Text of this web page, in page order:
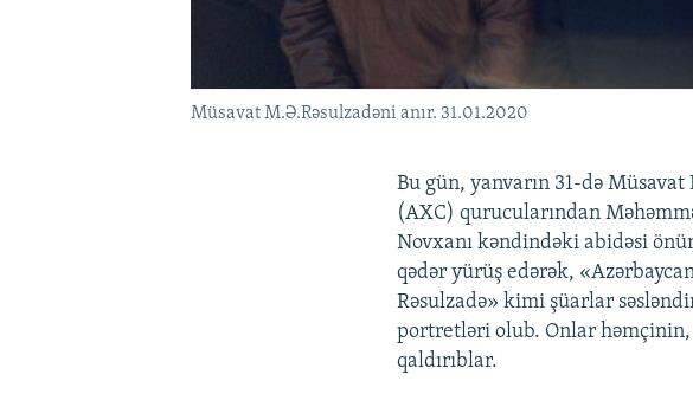
Müsavat M.Ə.Rəsulzadəni anır. 31.01.2020
Bu gün, yanvarın 31-də
(AXC) qurucularından
Novxanı kəndindəki abidəsi
qədər yürüş edərək,
Rəsulzadə» kimi şüarlar
portretləri olub. Onlar həmçinin,
qaldırıblar.